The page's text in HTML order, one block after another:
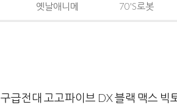
옛날애니메 70'S로봇
구급전대 고고파이브 DX 블랙 맥스 빅